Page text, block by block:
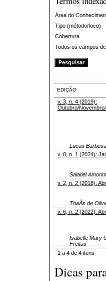
Área do
Tipo (método/foco)
Cobertura
Todos os campos
EDIÇÃO
v. 3, n. 4 (2019):
Outubro/
Lucas
v. 8, n. 1 (2024):
Salatiel
v. 2, n. 2 (2018):
ThaÃ­s de
v. 6, n. 2 (2022):
Isabelle Mary
Freitas
1 a 4 de 4 itens
Dicas